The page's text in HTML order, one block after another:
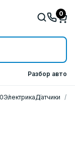
0
Разбор авто
ЭлектрикаДатчики